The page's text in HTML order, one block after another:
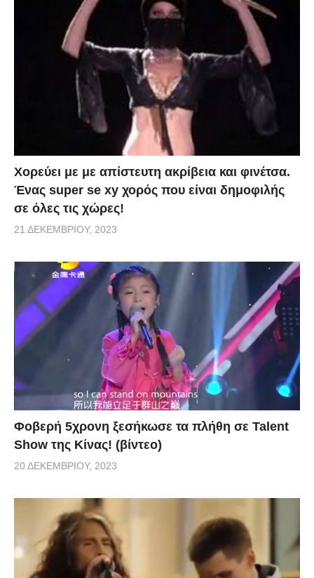
Χορεύει με με απίστευτη ακρίβεια και φινέτσα.
Ένας super se xy χορός που είναι δημοφιλής
σε όλες τις χώρες!
21 ΔΕΚΕΜΒΡΊΟΥ, 2023
Φοβερή 5χρονη ξεσήκωσε τα πλήθη σε Talent
Show της Κίνας! (βίντεο)
20 ΔΕΚΕΜΒΡΊΟΥ, 2023